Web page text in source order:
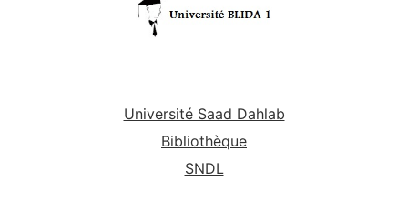
Université Saad Dahlab
Bibliothèque
SNDL